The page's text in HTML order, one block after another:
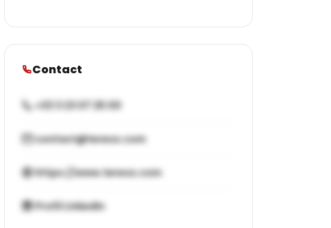
Contact
+33 3 23 07 25 00
contact@tereos.com
https://www.tereos.com
Profil LinkedIn